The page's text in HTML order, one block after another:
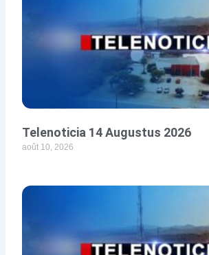
Telenoticia 14 Augustus 2026
août 10, 2026